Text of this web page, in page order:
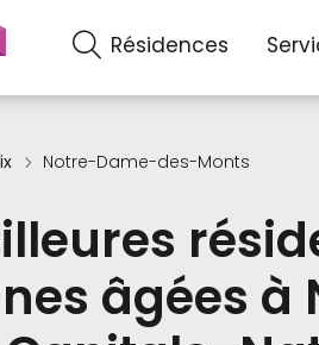
Résidences
Notre-Dame-des-Monts
âgées